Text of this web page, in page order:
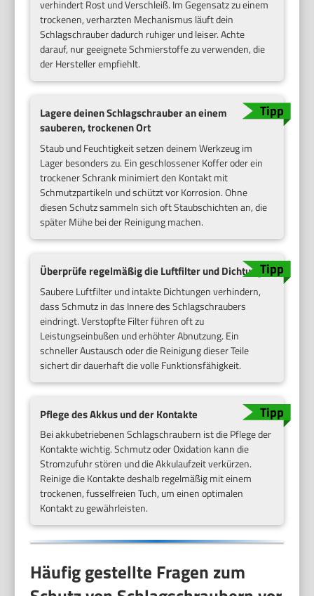
verhindert Rost und Verschleiß. Im Gegensatz zu einem
trockenen, verharzten Mechanismus läuft dein
Schlagschrauber dadurch ruhiger und leiser. Achte
darauf, nur geeignete Schmierstoffe zu verwenden, die
der Hersteller empfiehlt.
Lagere deinen Schlagschrauber an einem
sauberen, trockenen Ort
Staub und Feuchtigkeit setzen deinem Werkzeug im
Lager besonders zu. Ein geschlossener Koffer oder ein
trockener Schrank minimiert den Kontakt mit
Schmutzpartikeln und schützt vor Korrosion. Ohne
diesen Schutz sammeln sich oft Staubschichten an, die
später Mühe bei der Reinigung machen.
Überprüfe regelmäßig die Luftfilter und Dichtungen
Saubere Luftfilter und intakte Dichtungen verhindern,
dass Schmutz in das Innere des Schlagschraubers
eindringt. Verstopfte Filter führen oft zu
Leistungseinbußen und erhöhter Abnutzung. Ein
schneller Austausch oder die Reinigung dieser Teile
sichert dir dauerhaft die volle Funktionsfähigkeit.
Pflege des Akkus und der Kontakte
Bei akkubetriebenen Schlagschraubern ist die Pflege der
Kontakte wichtig. Schmutz oder Oxidation kann die
Stromzufuhr stören und die Akkulaufzeit verkürzen.
Reinige die Kontakte deshalb regelmäßig mit einem
trockenen, fusselfreien Tuch, um einen optimalen
Kontakt zu gewährleisten.
Häufig gestellte Fragen zum